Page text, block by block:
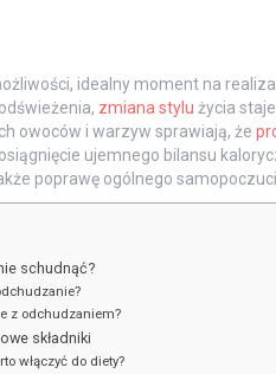
idealny moment na
zmiana stylu życia
owoców i warzyw sprawiają, że
ujemnego bilansu
poprawę ogólnego
schudnąć?
z odchudzaniem?
składniki
włączyć do diety?